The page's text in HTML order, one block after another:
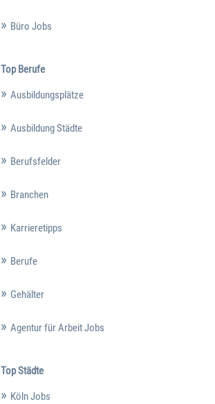
Büro Jobs
Top Berufe
Ausbildungsplätze
Ausbildung Städte
Berufsfelder
Branchen
Karrieretipps
Berufe
Gehälter
Agentur für Arbeit Jobs
Top Städte
Köln Jobs